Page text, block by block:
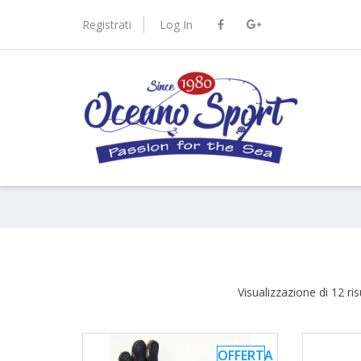
Registrati Log In
Visualizzazione di 12
OFFERTA